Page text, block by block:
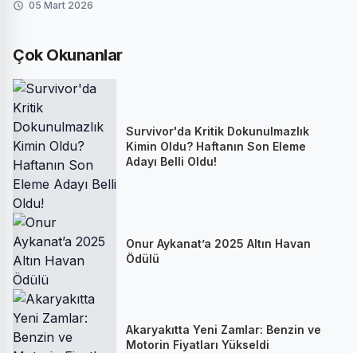
05 Mart 2026
Çok Okunanlar
Survivor'da Kritik Dokunulmazlık
Kimin Oldu? Haftanın Son Eleme
Adayı Belli Oldu!
Onur Aykanat’a 2025 Altın Havan
Ödülü
Akaryakıtta Yeni Zamlar: Benzin ve
Motorin Fiyatları Yükseldi